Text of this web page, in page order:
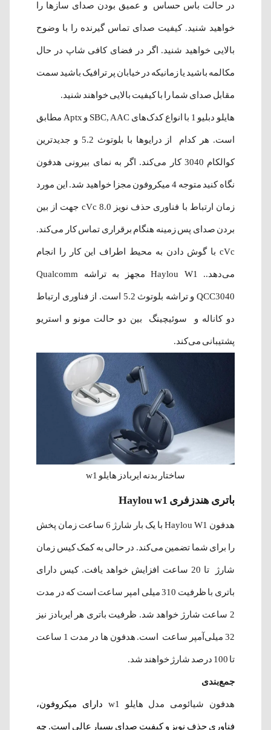
در حالت باس حساس و عمیق بودن صدای سازها را
خواهید شنید. کیفیت صدای تماس گیرنده را با وضوح
بالایی خواهید شنید. اگر در فضای کافی شاپ در حال
مکالمه باشید یا زمانیکه در خیابان پر ترافیک باشید سمت
مقابل صدای شما را با کیفیت بالایی خواهند شنید.
هایلو دبلیو 1 با انواع کدک‌های SBC, AAC و Aptx مطابق
است. هر کدام از درایوها با بلوتوث 5.2 و جدیدترین
کوالکام 3040 کار می‌کند. اگر به نمای بیرونی هدفون
نگاه کنید متوجه 4 میکروفون مجزا خواهید شد. این مورد
زمان ارتباط با فناوری حذف نویز cVc 8.0 جهت از بین
بردن صدای پس زمینه هنگام برقراری تماس کار می‌کند.
cVc با گوش دادن به محیط اطراف این کار را انجام
می‌دهد.. Haylou W1 مجهز به تراشه Qualcomm
QCC3040 و تراشه بلوتوث 5.2 است. از فناوری ارتباط
دو کاناله و سوئیچینگ بین دو حالت مونو و استریو
پشتیبانی می‌کند.
ساختار بدنه ایربادز هایلو w1
باتری هندزفری Haylou w1
هدفون Haylou W1 با یک بار شارژ 6 ساعت زمان پخش
را برای شما تضمین می‌کند. در حالی به کمک کیس زمان
شارژ تا 20 ساعت افزایش خواهد یافت. کیس دارای
باتری با ظرفیت 310 میلی ‌امپر ساعت است که در مدت
2 ساعت شارژ خواهد شد. ظرفیت باتری هر ایربادز نیز
32 میلی‌آمپر ساعت است. هدفون ها در مدت 1 ساعت
تا 100 درصد شارژ خواهند شد.
جمع‌بندی
هدفون شیائومی مدل هایلو w1 دارای میکروفون،
فناوری حذف نویز و کیفیت صدای بسیار عالی است. چه